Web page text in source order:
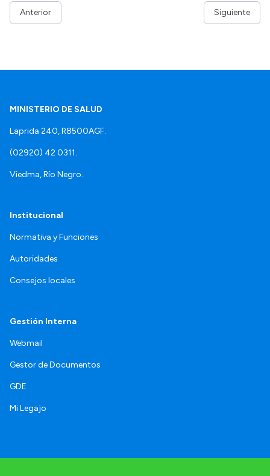
Anterior Siguiente
MINISTERIO DE SALUD
Laprida 240, R8500AGF.
(02920) 42 0311.
Viedma, Río Negro.
Institucional
Normativa y Funciones
Autoridades
Consejos locales
Gestión Interna
Webmail
Gestor de Documentos
GDE
Mi Legajo